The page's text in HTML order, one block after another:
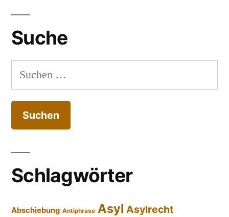
Suche
Suchen
nach:
Schlagwörter
Abschiebung Antiphrase Asyl Asylrecht